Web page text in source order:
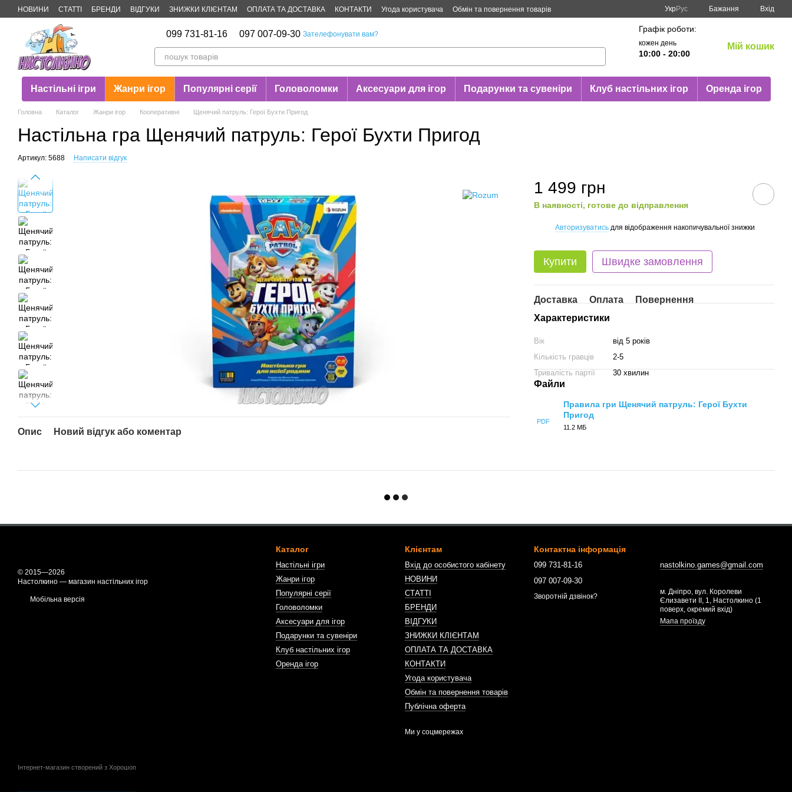
Перейти до основного контенту
НОВИНИ СТАТТІ БРЕНДИ ВІДГУКИ ЗНИЖКИ КЛІЄНТАМ ОПЛАТА ТА ДОСТАВКА КОНТАКТИ Угода користувача
Обмін та повернення товарів
УкрРус Бажання Вхід
099 731-81-16 097 007-09-30 Зателефонувати вам?
Графік роботи:
кожен день
10:00 - 20:00
Мій кошик
Настільні ігри Жанри ігор Популярні серії Головоломки Аксесуари для ігор Подарунки та сувеніри Клуб настільних ігор Оренда ігор
Головна Каталог Жанри ігор Кооперативні Щенячий патруль: Герої Бухти Пригод
Настільна гра Щенячий патруль: Герої Бухти Пригод
Артикул: 5688 Написати відгук
Опис Новий відгук або коментар
1 499 грн
В наявності, готове до відправлення
Авторизуватись для відображення накопичувальної знижки
Купити Швидке замовлення
Доставка Оплата
Повернення
Характеристики
Вік
від 5 років
Кількість гравців
2-5
Тривалість партії
30 хвилин
Файли
PDF
Правила гри Щенячий патруль: Герої Бухти
Пригод
11.2 МБ
© 2015—2026
Настолкино — магазин настільних ігор
Мобільна версія
Інтернет-магазин створений з Хорошоп
Каталог
Настільні ігри
Жанри ігор
Популярні серії
Головоломки
Аксесуари для ігор
Подарунки та сувеніри
Клуб настільних ігор
Оренда ігор
Клієнтам
Вхід до особистого кабінету
НОВИНИ
СТАТТІ
БРЕНДИ
ВІДГУКИ
ЗНИЖКИ КЛІЄНТАМ
ОПЛАТА ТА ДОСТАВКА
КОНТАКТИ
Угода користувача
Обмін та повернення товарів
Публічна оферта
Ми у соцмережах
Контактна інформація
099 731-81-16
097 007-09-30
Зворотній дзвінок?
nastolkino.games@gmail.com
м. Дніпро, вул. Королеви
Єлизавети ІІ, 1, Настолкино (1
поверх, окремий вхід)
Мапа проїзду